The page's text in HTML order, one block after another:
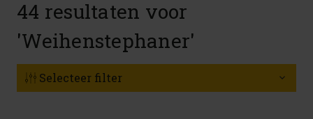
44 resultaten voor
'Weihenstephaner'
Selecteer filter